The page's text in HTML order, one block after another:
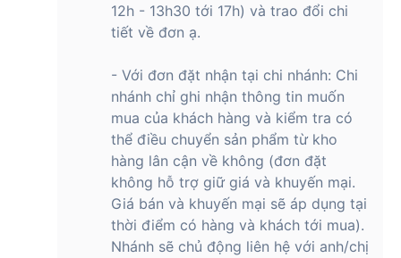
12h - 13h30 tới 17h) và trao đổi chi
tiết về đơn ạ.
- Với đơn đặt nhận tại chi nhánh: Chi
nhánh chỉ ghi nhận thông tin muốn
mua của khách hàng và kiểm tra có
thể điều chuyển sản phẩm từ kho
hàng lân cận về không (đơn đặt
không hỗ trợ giữ giá và khuyến mại.
Giá bán và khuyến mại sẽ áp dụng tại
thời điểm có hàng và khách tới mua).
Nhánh sẽ chủ động liên hệ với anh/chị